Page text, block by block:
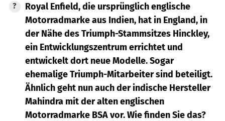
Royal Enfield, die ursprünglich englische
Motorradmarke aus Indien, hat in England, in
der Nähe des Triumph-Stammsitzes Hinckley,
ein Entwicklungszentrum errichtet und
entwickelt dort neue Modelle. Sogar
ehemalige Triumph-Mitarbeiter sind beteiligt.
Ähnlich geht nun auch der indische Hersteller
Mahindra mit der alten englischen
Motorradmarke BSA vor. Wie finden Sie das?